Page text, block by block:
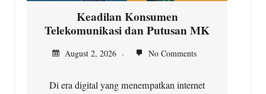
Keadilan Konsumen
Telekomunikasi dan Putusan MK
August 2, 2026 No Comments
Di era digital yang menempatkan internet